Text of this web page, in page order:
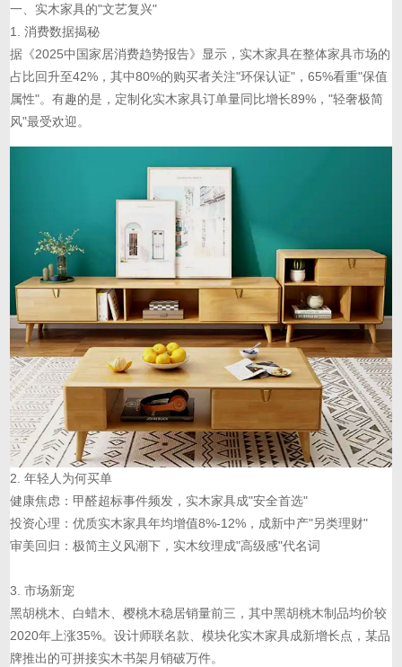
一、实木家具的"文艺复兴"
1. 消费数据揭秘
据《2025中国家居消费趋势报告》显示，实木家具在整体家具市场的
占比回升至42%，其中80%的购买者关注"环保认证"，65%看重"保值
属性"。有趣的是，定制化实木家具订单量同比增长89%，"轻奢极简
风"最受欢迎。
2. 年轻人为何买单
健康焦虑：甲醛超标事件频发，实木家具成"安全首选"
投资心理：优质实木家具年均增值8%-12%，成新中产"另类理财"
审美回归：极简主义风潮下，实木纹理成"高级感"代名词
3. 市场新宠
黑胡桃木、白蜡木、樱桃木稳居销量前三，其中黑胡桃木制品均价较
2020年上涨35%。设计师联名款、模块化实木家具成新增长点，某品
牌推出的可拼接实木书架月销破万件。